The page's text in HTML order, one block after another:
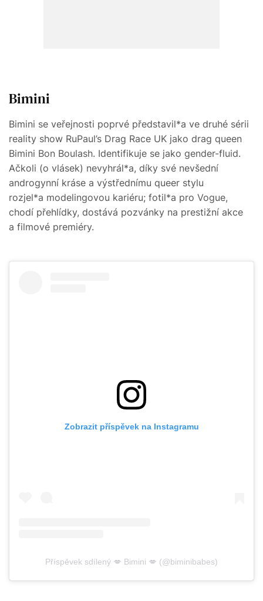
Bimini
Bimini se veřejnosti poprvé představil*a ve druhé sérii
reality show RuPaul’s Drag Race UK jako drag queen
Bimini Bon Boulash. Identifikuje se jako gender-fluid.
Ačkoli (o vlásek) nevyhrál*a, díky své nevšední
androgynní kráse a výstřednímu queer stylu
rozjel*a modelingovou kariéru; fotil*a pro Vogue,
chodí přehlídky, dostává pozvánky na prestižní akce
a filmové premiéry.
Zobrazit příspěvek na Instagramu
Příspěvek sdílený 💋 Bimini 💋 (@biminibabes)